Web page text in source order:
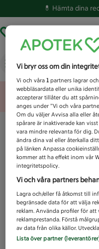
💊 Hämta dina
Vad letar du
Vi bryr oss om din
Vi och våra1 partners lagrar
webbläsardata eller unika
accepterar tillåter du att
anges under ”Vi och våra
Om du väljer Avvisa alla eller
spårare är inaktiverade kan
vara mindre relevanta för dig.
ändra dina val eller återkalla
på länken Anpassa
kommer att ha effekt inom vår
integritetspolicy.
Vi och våra partners
Lagra och/eller få åtkomst till
begränsade data för att välja
reklam. Använda profiler för att
reklamprestanda. Förstå
av data från olika källor.
Lista över partner